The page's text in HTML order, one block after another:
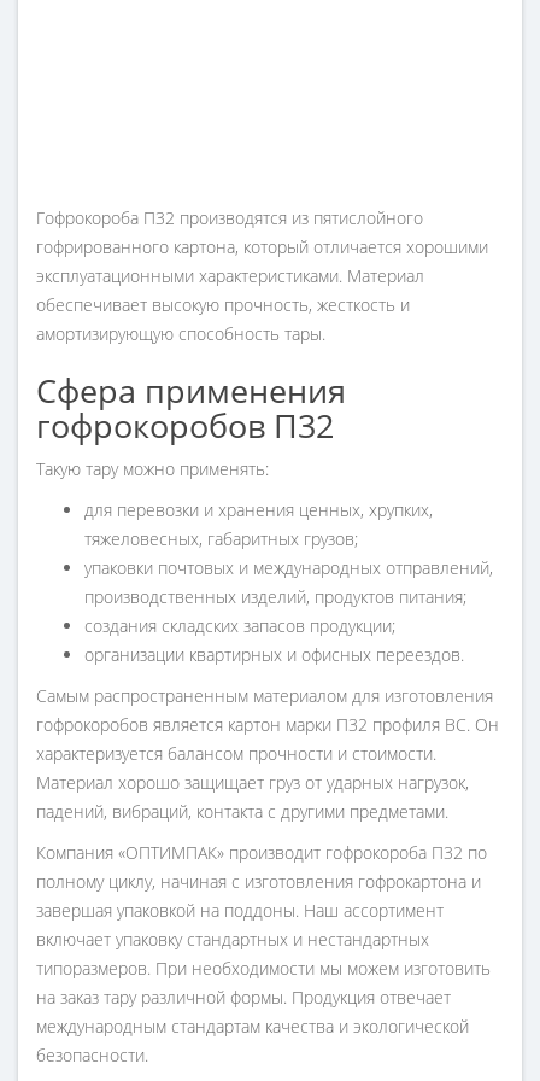
Гофрокороба П32 производятся из пятислойного
гофрированного картона, который отличается хорошими
эксплуатационными характеристиками. Материал
обеспечивает высокую прочность, жесткость и
амортизирующую способность тары.
Сфера применения
гофрокоробов П32
Такую тару можно применять:
для перевозки и хранения ценных, хрупких,
тяжеловесных, габаритных грузов;
упаковки почтовых и международных отправлений,
производственных изделий, продуктов питания;
создания складских запасов продукции;
организации квартирных и офисных переездов.
Самым распространенным материалом для изготовления
гофрокоробов является картон марки П32 профиля ВС. Он
характеризуется балансом прочности и стоимости.
Материал хорошо защищает груз от ударных нагрузок,
падений, вибраций, контакта с другими предметами.
Компания «ОПТИМПАК» производит гофрокороба П32 по
полному циклу, начиная с изготовления гофрокартона и
завершая упаковкой на поддоны. Наш ассортимент
включает упаковку стандартных и нестандартных
типоразмеров. При необходимости мы можем изготовить
на заказ тару различной формы. Продукция отвечает
международным стандартам качества и экологической
безопасности.